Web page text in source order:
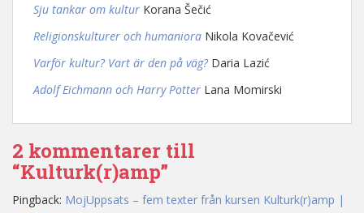
Sju tankar om kultur Korana Šečić
Religionskulturer och humaniora Nikola Kovačević
Varför kultur? Vart är den på väg?Daria Lazić
Adolf Eichmann och Harry Potter Lana Momirski
2 kommentarer till
“Kulturk(r)amp”
Pingback: MojUppsats – fem texter från kursen Kulturk(r)amp |